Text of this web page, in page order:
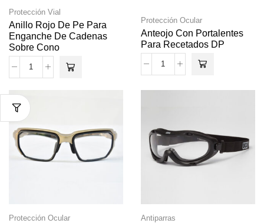
Protección Vial
Anillo Rojo De Pe Para
Enganche De Cadenas
Sobre Cono
Protección Ocular
Anteojo Con Portalentes
Para Recetados DP
Protección Ocular Antiparras